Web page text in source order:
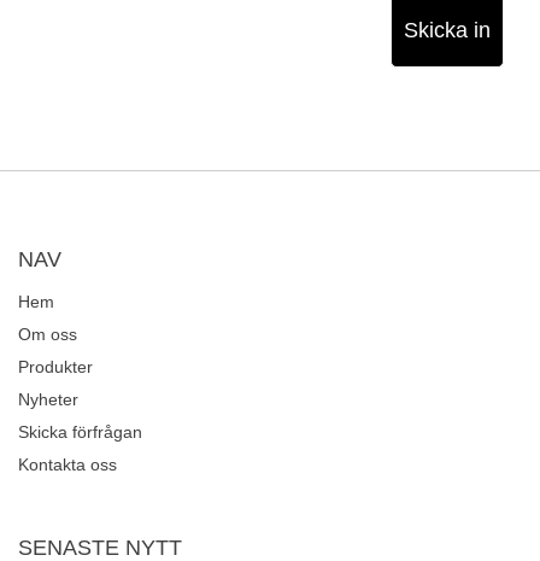
Skicka in
NAV
Hem
Om oss
Produkter
Nyheter
Skicka förfrågan
Kontakta oss
SENASTE NYTT